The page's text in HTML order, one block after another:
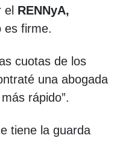
RENNyA,
es firme.
cuotas de los
una abogada
rápido”.
tiene la guarda